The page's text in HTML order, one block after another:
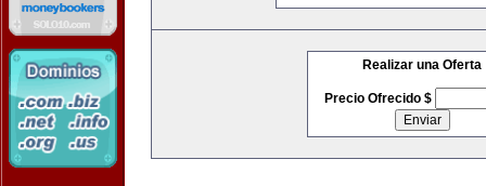
Realizar una Oferta
Precio Ofrecido $